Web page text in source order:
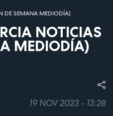
DE SEMANA MEDIODÍA)
NOTICIAS
MEDIODÍA)
19 NOV 2023 - 13:28